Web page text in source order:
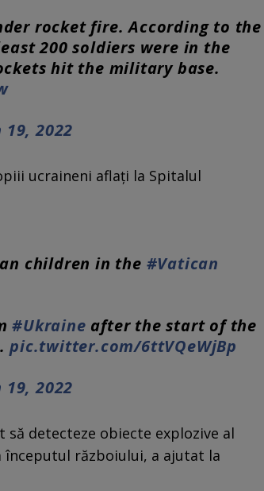
rocket fire. According to the
200 soldiers were in the
hit the military base.
2022
ucraineni aflați la Spitalul
children in the #Vatican
#Ukraine after the start of the
pic.twitter.com/6ttVQeWjBp
2022
detecteze obiecte explozive al
începutul războiului, a ajutat la